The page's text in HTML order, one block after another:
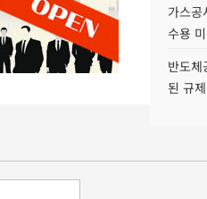
가스
수용
반도
된 규